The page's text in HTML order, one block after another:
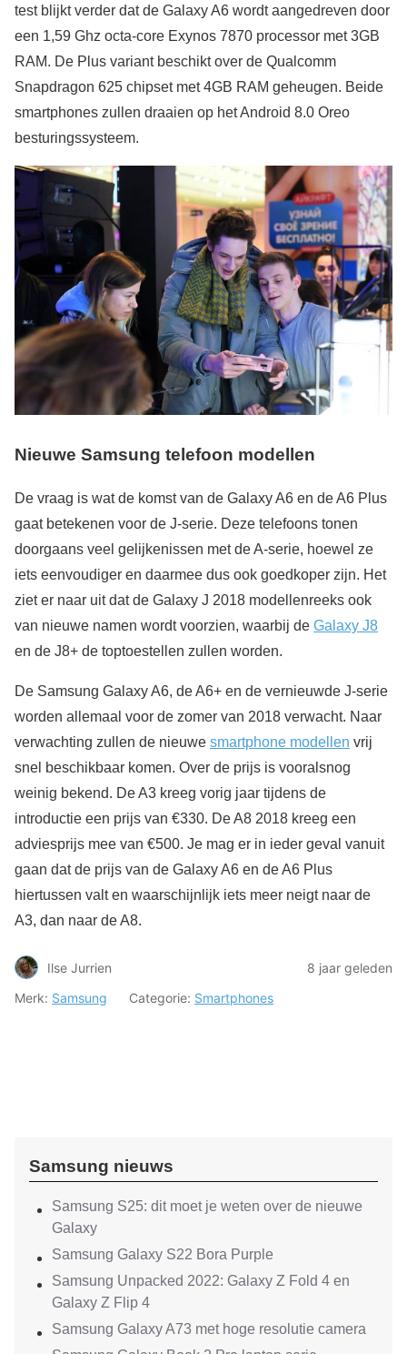
test blijkt verder dat de Galaxy A6 wordt aangedreven door
een 1,59 Ghz octa-core Exynos 7870 processor met 3GB
RAM. De Plus variant beschikt over de Qualcomm
Snapdragon 625 chipset met 4GB RAM geheugen. Beide
smartphones zullen draaien op het Android 8.0 Oreo
besturingssysteem.
Nieuwe Samsung telefoon modellen
De vraag is wat de komst van de Galaxy A6 en de A6 Plus
gaat betekenen voor de J-serie. Deze telefoons tonen
doorgaans veel gelijkenissen met de A-serie, hoewel ze
iets eenvoudiger en daarmee dus ook goedkoper zijn. Het
ziet er naar uit dat de Galaxy J 2018 modellenreeks ook
van nieuwe namen wordt voorzien, waarbij de Galaxy J8
en de J8+ de toptoestellen zullen worden.
De Samsung Galaxy A6, de A6+ en de vernieuwde J-serie
worden allemaal voor de zomer van 2018 verwacht. Naar
verwachting zullen de nieuwe smartphone modellen vrij
snel beschikbaar komen. Over de prijs is vooralsnog
weinig bekend. De A3 kreeg vorig jaar tijdens de
introductie een prijs van €330. De A8 2018 kreeg een
adviesprijs mee van €500. Je mag er in ieder geval vanuit
gaan dat de prijs van de Galaxy A6 en de A6 Plus
hiertussen valt en waarschijnlijk iets meer neigt naar de
A3, dan naar de A8.
Ilse Jurrien
8 jaar geleden
Merk: Samsung Categorie: Smartphones
Samsung nieuws
Samsung S25: dit moet je weten over de nieuwe
Galaxy
Samsung Galaxy S22 Bora Purple
Samsung Unpacked 2022: Galaxy Z Fold 4 en
Galaxy Z Flip 4
Samsung Galaxy A73 met hoge resolutie camera